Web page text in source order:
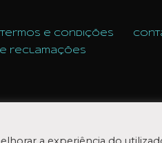
Termos e condições
reclamações